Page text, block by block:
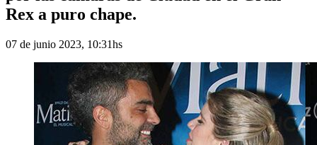
Rex a puro chape.
07 de junio 2023, 10:31hs